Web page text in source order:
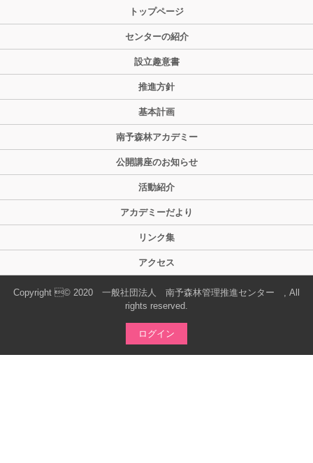
トップページ
センターの紹介
設立趣意書
推進方針
基本計画
南予森林アカデミー
公開講座のお知らせ
活動紹介
アカデミーだより
リンク集
アクセス
Copyright © 2020 一般社団法人 南予森林管理推進センター , All
rights reserved.
ログイン